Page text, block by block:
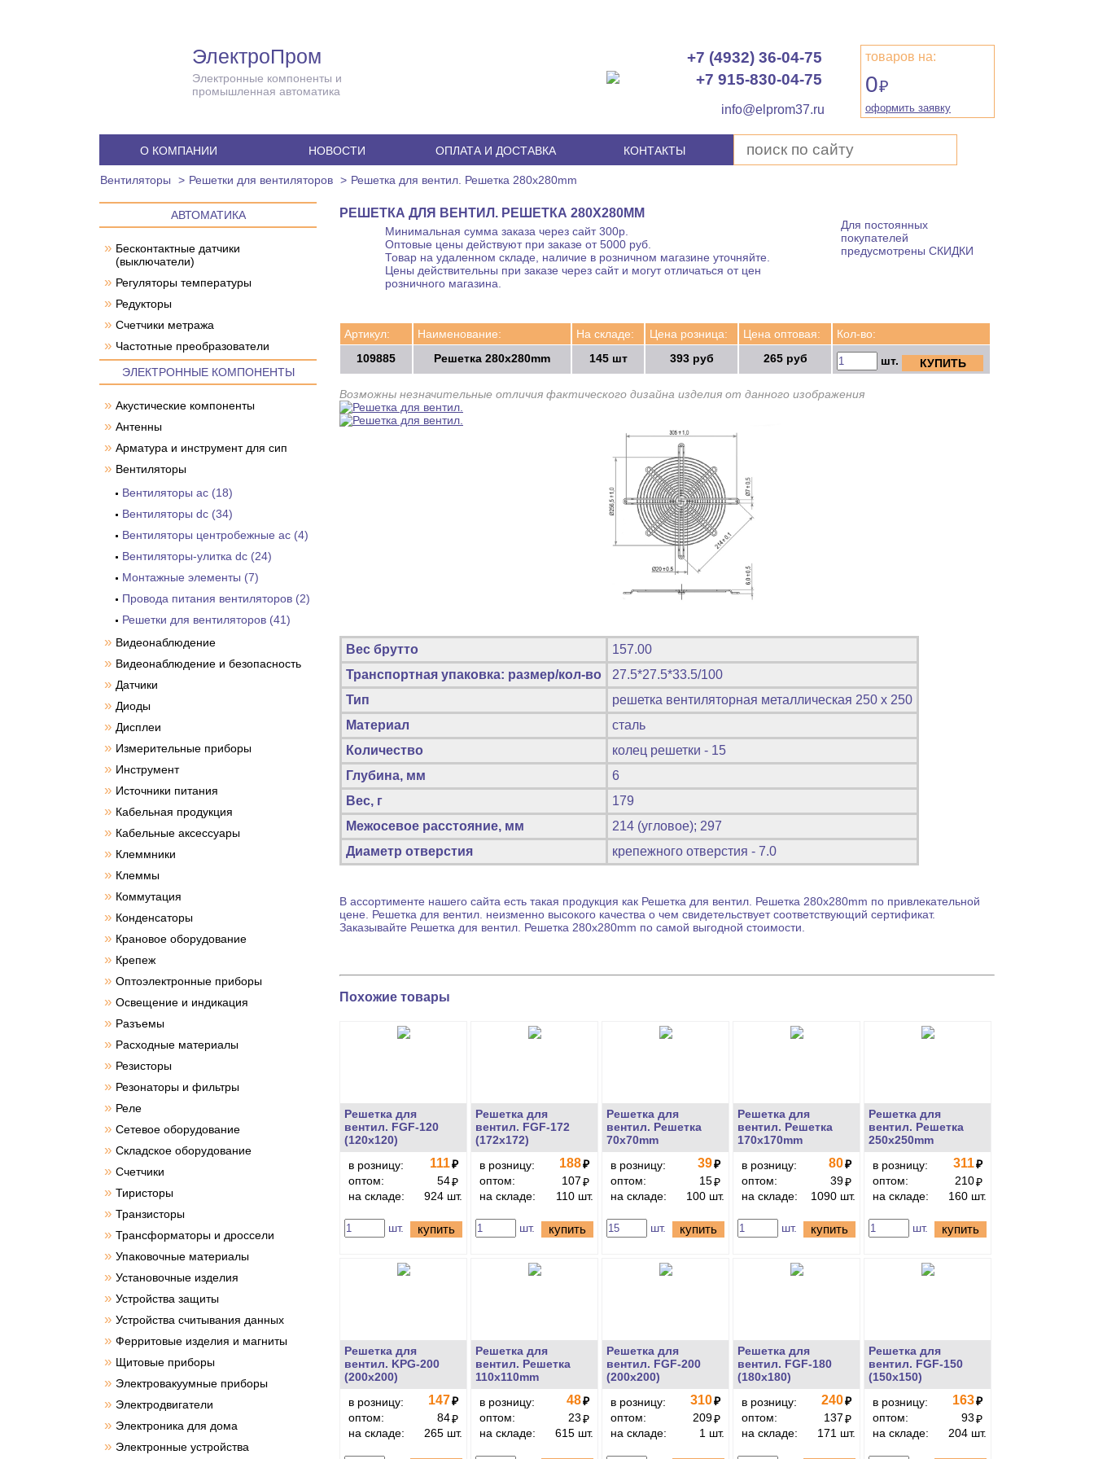
ЭлектроПром
Электронные компоненты и
промышленная автоматика
+7 (4932) 36-04-75
+7 915-830-04-75
info@elprom37.ru
товаров на:
0₽
оформить заявку
О КОМПАНИИ НОВОСТИ ОПЛАТА И ДОСТАВКА КОНТАКТЫ
Вентиляторы Решетки для вентиляторов Решетка для вентил. Решетка 280x280mm
АВТОМАТИКА
» Бесконтактные датчики
(выключатели)
» Регуляторы температуры
» Редукторы
» Счетчики метража
» Частотные преобразователи
ЭЛЕКТРОННЫЕ КОМПОНЕНТЫ
» Акустические компоненты
» Антенны
» Арматура и инструмент для сип
» Вентиляторы
Вентиляторы ac (18)
Вентиляторы dc (34)
Вентиляторы центробежные ac (4)
Вентиляторы-улитка dc (24)
Монтажные элементы (7)
Провода питания вентиляторов (2)
Решетки для вентиляторов (41)
» Видеонаблюдение
» Видеонаблюдение и безопасность
» Датчики
» Диоды
» Дисплеи
» Измерительные приборы
» Инструмент
» Источники питания
» Кабельная продукция
» Кабельные аксессуары
» Клеммники
» Клеммы
» Коммутация
» Конденсаторы
» Крановое оборудование
» Крепеж
» Оптоэлектронные приборы
» Освещение и индикация
» Разъемы
» Расходные материалы
» Резисторы
» Резонаторы и фильтры
» Реле
» Сетевое оборудование
» Складское оборудование
» Счетчики
» Тиристоры
» Транзисторы
» Трансформаторы и дроссели
» Упаковочные материалы
» Установочные изделия
» Устройства защиты
» Устройства считывания данных
» Ферритовые изделия и магниты
» Щитовые приборы
» Электровакуумные приборы
» Электродвигатели
» Электроника для дома
» Электронные устройства
РЕШЕТКА ДЛЯ ВЕНТИЛ. РЕШЕТКА 280X280MM
Минимальная сумма заказа через сайт 300р.
Оптовые цены действуют при заказе от 5000 руб.
Товар на удаленном складе, наличие в розничном магазине уточняйте.
Цены действительны при заказе через сайт и могут отличаться от цен
розничного магазина.
Для постоянных
покупателей
предусмотрены СКИДКИ
Артикул:
109885
Наименование:
Решетка 280x280mm
На складе:
145 шт
Цена розница:
393 руб
Цена оптовая:
265 руб
Кол-во:
шт. КУПИТЬ
Возможны незначительные отличия фактического дизайна изделия от данного изображения
Вес брутто
157.00
Транспортная упаковка: размер/кол-во
27.5*27.5*33.5/100
Тип
решетка вентиляторная металлическая 250 х 250
Материал
сталь
Количество
колец решетки - 15
Глубина, мм
6
Вес, г
179
Межосевое расстояние, мм
214 (угловое); 297
Диаметр отверстия
крепежного отверстия - 7.0
В ассортименте нашего сайта есть такая продукция как Решетка для вентил. Решетка 280x280mm по привлекательной
цене. Решетка для вентил. неизменно высокого качества о чем свидетельствует соответствующий сертификат.
Заказывайте Решетка для вентил. Решетка 280x280mm по самой выгодной стоимости.
Похожие товары
Решетка для
вентил. FGF-120
(120х120)
в розницу:
111₽
оптом:
54₽
на складе:
924 шт.
шт. купить
Решетка для
вентил. FGF-172
(172х172)
в розницу:
188₽
оптом:
107₽
на складе:
110 шт.
шт. купить
Решетка для
вентил. Решетка
70x70mm
в розницу:
39₽
оптом:
15₽
на складе:
100 шт.
шт. купить
Решетка для
вентил. Решетка
170x170mm
в розницу:
80₽
оптом:
39₽
на складе:
1090 шт.
шт. купить
Решетка для
вентил. Решетка
250x250mm
в розницу:
311₽
оптом:
210₽
на складе:
160 шт.
шт. купить
Решетка для
вентил. KPG-200
(200х200)
в розницу:
147₽
оптом:
84₽
на складе:
265 шт.
Решетка для
вентил. Решетка
110x110mm
в розницу:
48₽
оптом:
23₽
на складе:
615 шт.
Решетка для
вентил. FGF-200
(200х200)
в розницу:
310₽
оптом:
209₽
на складе:
1 шт.
Решетка для
вентил. FGF-180
(180х180)
в розницу:
240₽
оптом:
137₽
на складе:
171 шт.
Решетка для
вентил. FGF-150
(150х150)
в розницу:
163₽
оптом:
93₽
на складе:
204 шт.